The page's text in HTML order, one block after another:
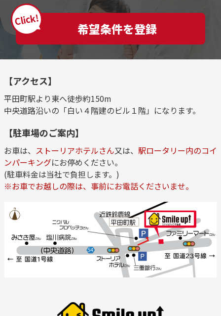
Click!
希望条件を登録
【アクセス】
平田町駅より東へ徒歩約150m
中央道路沿いの「白い４階建のビル１階」になります。
【駐車場のご案内】
お車は、 ストーリアホテルさん又は、 駅ロータリー内のコイ
ンパーキングにお停めください。
(駐車料金は当社で負担します。)
※お車でお越しの際は、事前にお電話くださいませ。